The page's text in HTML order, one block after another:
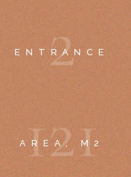
2
ENTRANCE
121
AREA, M2